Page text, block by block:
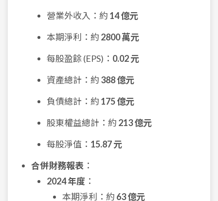
營業外收入：約 14 億元
本期淨利：約 2800 萬元
每股盈餘 (EPS)： 0.02 元
資產總計：約 388 億元
負債總計：約 175 億元
股東權益總計：約 213 億元
每股淨值： 15.87 元
合併財務報表 ：
2024 年度 ：
本期淨利：約 63 億元